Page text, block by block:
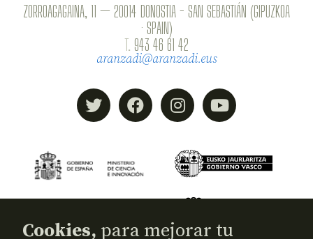
ZORROAGAGAINA, 11 — 20014 DONOSTIA - SAN SEBASTIÁN (GIPUZKOA
· SPAIN)
T. 943 46 61 42
aranzadi@aranzadi.eus
Cookies, para mejorar tu